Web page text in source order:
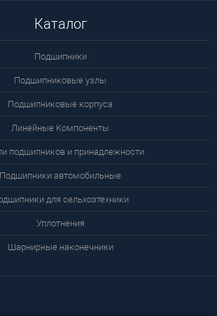
Каталог
Подшипники
Подшипниковые узлы
Подшипниковые корпуса
Линейные Компоненты
подшипников и принадлежности
Подшипники автомобильные
для сельхозтехники
Уплотнения
Шарнирные наконечники